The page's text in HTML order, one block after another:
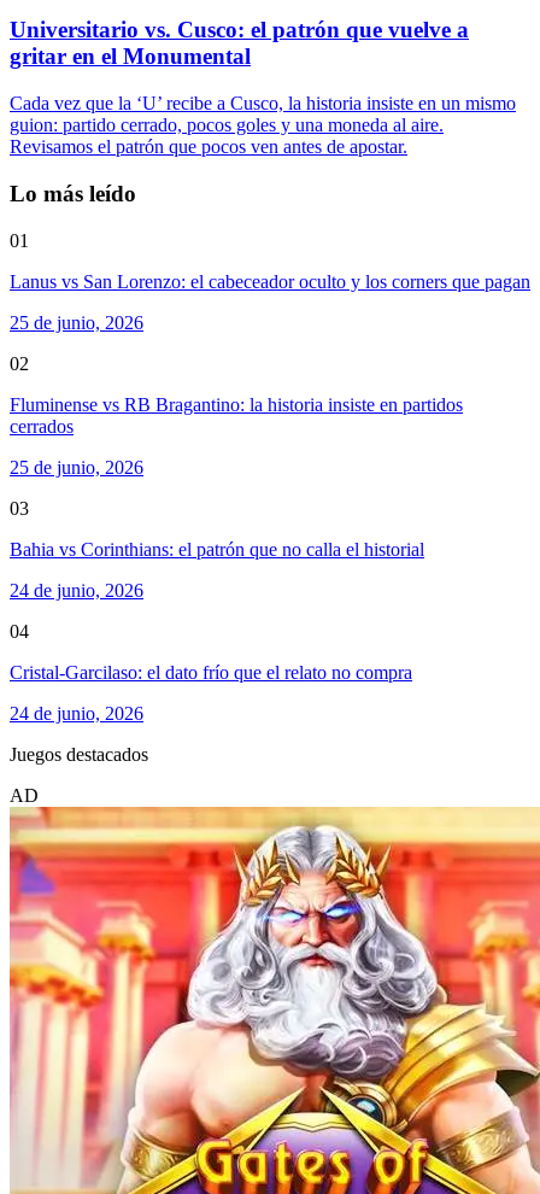
Universitario vs. Cusco: el patrón que vuelve a
gritar en el Monumental
Cada vez que la ‘U’ recibe a Cusco, la historia insiste en un mismo
guion: partido cerrado, pocos goles y una moneda al aire.
Revisamos el patrón que pocos ven antes de apostar.
Lo más leído
01
Lanus vs San Lorenzo: el cabeceador oculto y los corners que pagan
25 de junio, 2026
02
Fluminense vs RB Bragantino: la historia insiste en partidos
cerrados
25 de junio, 2026
03
Bahia vs Corinthians: el patrón que no calla el historial
24 de junio, 2026
04
Cristal-Garcilaso: el dato frío que el relato no compra
24 de junio, 2026
Juegos destacados
AD